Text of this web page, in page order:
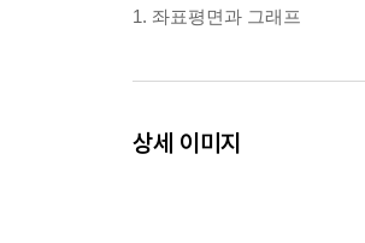
1. 좌표평면과 그래프
상세 이미지